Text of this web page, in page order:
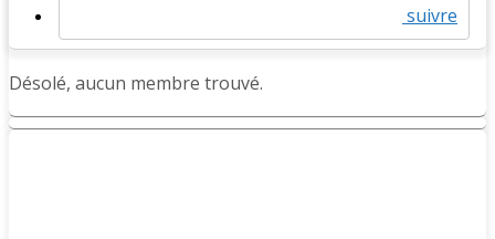
suivre
Désolé, aucun membre trouvé.